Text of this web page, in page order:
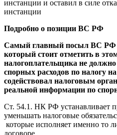
инстанции и оставил в силе
инстанции
Подробно о позиции ВС РФ
Самый главный посыл ВС РФ
который стоит отметить в
налогоплательщика не
спорных расходов по налогу
содействовал налоговым
реальной информации по
Ст. 54.1. НК РФ устанавливает
уменьшать налоговые
которые исполняет именно то
договоре.